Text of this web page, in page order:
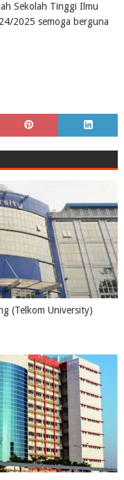
Sekolah Tinggi Ilmu
2025 semoga berguna
(Telkom University)